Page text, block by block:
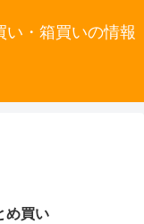
い・箱買いの情報
め買い